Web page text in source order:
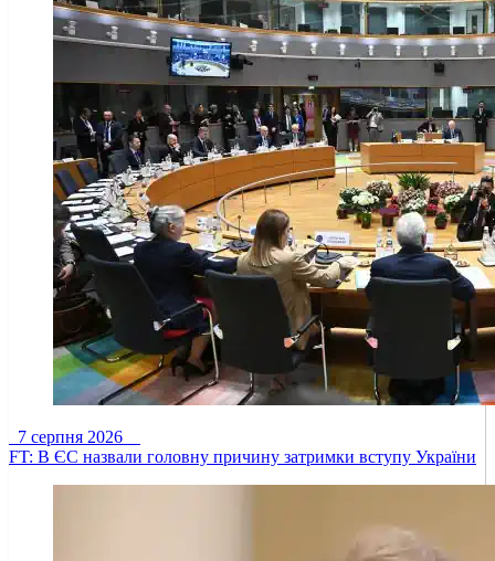
7 серпня 2026
FT: В ЄС назвали головну причину затримки вступу України